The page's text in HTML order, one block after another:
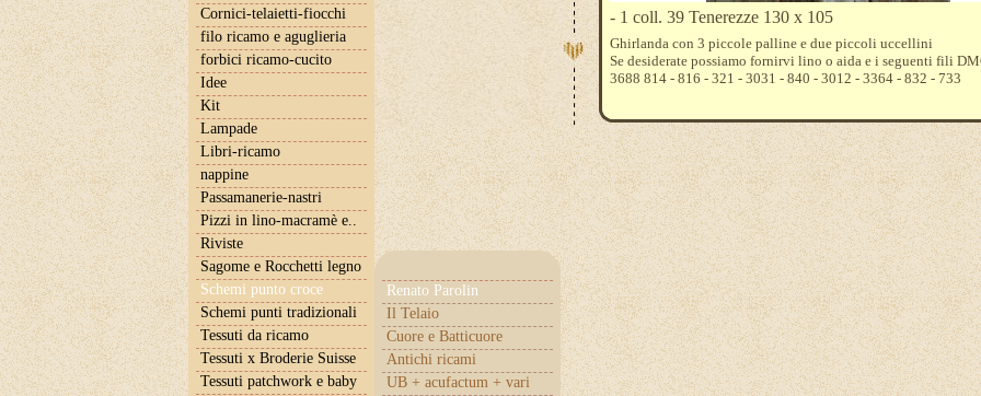
Cornici-telaietti-fiocchi
filo ricamo e aguglieria
forbici ricamo-cucito
Idee
Kit
Lampade
Libri-ricamo
nappine
Passamanerie-nastri
Pizzi in lino-macramè e..
Riviste
Sagome e Rocchetti legno
Schemi punto croce
Renato Parolin
Il Telaio
Cuore e Batticuore
Antichi ricami
UB + acufactum + vari
Schemi punti tradizionali
Tessuti da ricamo
Tessuti x Broderie Suisse
Tessuti patchwork e baby
- 1 coll. 39 Tenerezze 130 x 105
Ghirlanda con 3 piccole palline e due piccoli uccellini
Se desiderate possiamo fornirvi lino o aida e i seguenti fili
3688 814 - 816 - 321 - 3031 - 840 - 3012 - 3364 - 832 - 733